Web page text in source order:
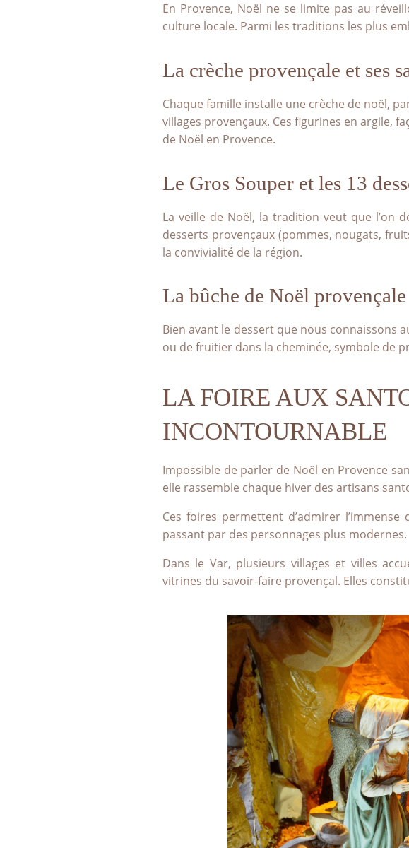
En Provence, Noël ne se limite pas au
culture locale. Parmi les traditions les plus
La crèche provençale et ses
Chaque famille installe une crèche de noël,
villages provençaux. Ces figurines en argile,
de Noël en Provence.
Le Gros Souper et les 13
La veille de Noël, la tradition veut que l’on
desserts provençaux (pommes, nougats,
la convivialité de la région.
La bûche de Noël provençale
Bien avant le dessert que nous connaissons
ou de fruitier dans la cheminée, symbole de
LA FOIRE AUX
INCONTOURNABLE
Impossible de parler de Noël en Provence
elle rassemble chaque hiver des artisans
Ces foires permettent d’admirer
passant par des personnages plus modernes.
Dans le Var, plusieurs villages et villes
vitrines du savoir-faire provençal. Elles